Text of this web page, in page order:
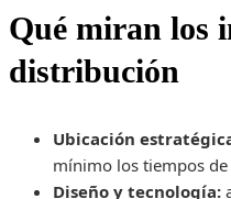
Qué miran los
distribución
Ubicación
mínimo los tiempos
Diseño y tecnología: